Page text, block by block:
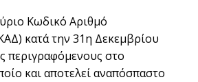
Κωδικό Αριθμό
κατά την 31η Δεκεμβρίου
περιγραφόμενους στο
και αποτελεί αναπόσπαστο